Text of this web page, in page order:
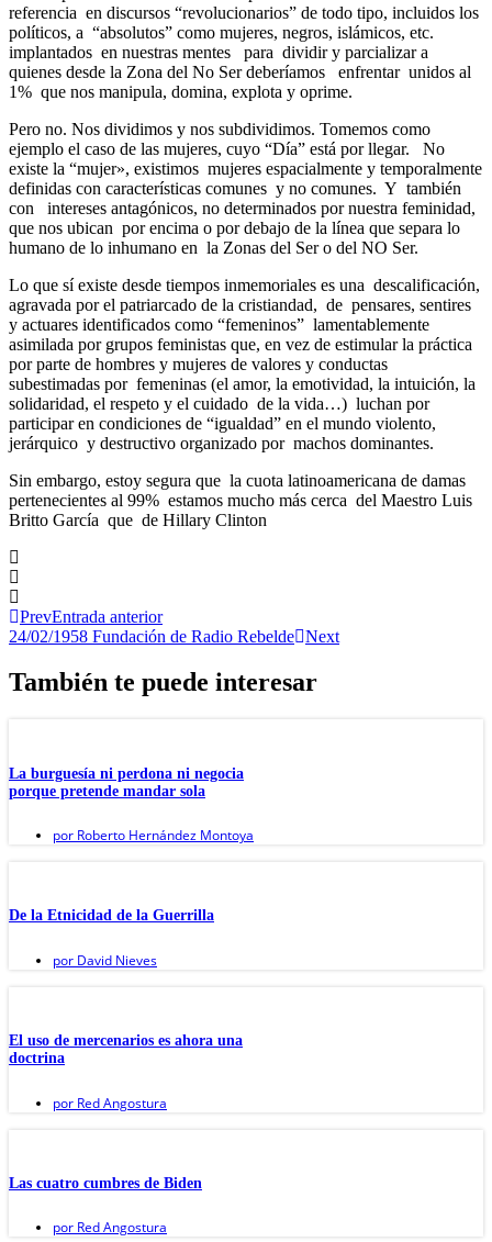
referencia en discursos “revolucionarios” de todo tipo, incluidos los
políticos, a “absolutos” como mujeres, negros, islámicos, etc.
implantados en nuestras mentes para dividir y parcializar a
quienes desde la Zona del No Ser deberíamos enfrentar unidos al
1% que nos manipula, domina, explota y oprime.
Pero no. Nos dividimos y nos subdividimos. Tomemos como
ejemplo el caso de las mujeres, cuyo “Día” está por llegar. No
existe la “mujer», existimos mujeres espacialmente y temporalmente
definidas con características comunes y no comunes. Y también
con intereses antagónicos, no determinados por nuestra feminidad,
que nos ubican por encima o por debajo de la línea que separa lo
humano de lo inhumano en la Zonas del Ser o del NO Ser.
Lo que sí existe desde tiempos inmemoriales es una descalificación,
agravada por el patriarcado de la cristiandad, de pensares, sentires
y actuares identificados como “femeninos” lamentablemente
asimilada por grupos feministas que, en vez de estimular la práctica
por parte de hombres y mujeres de valores y conductas
subestimadas por femeninas (el amor, la emotividad, la intuición, la
solidaridad, el respeto y el cuidado de la vida…) luchan por
participar en condiciones de “igualdad” en el mundo violento,
jerárquico y destructivo organizado por machos dominantes.
Sin embargo, estoy segura que la cuota latinoamericana de damas
pertenecientes al 99% estamos mucho más cerca del Maestro Luis
Britto García que de Hillary Clinton
PrevEntrada anterior
24/02/1958 Fundación de Radio Rebelde Next
También te puede interesar
La burguesía ni perdona ni negocia
porque pretende mandar sola
por Roberto Hernández Montoya
De la Etnicidad de la Guerrilla
por David Nieves
El uso de mercenarios es ahora una
doctrina
por Red Angostura
Las cuatro cumbres de Biden
por Red Angostura